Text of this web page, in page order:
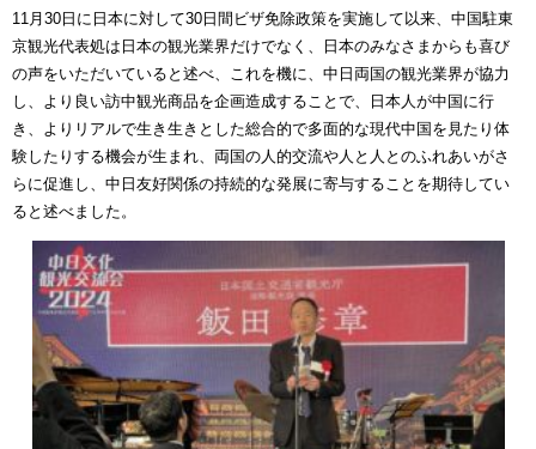
11月30日に日本に対して30日間ビザ免除政策を実施して以来、中国駐東
京観光代表処は日本の観光業界だけでなく、日本のみなさまからも喜び
の声をいただいていると述べ、これを機に、中日両国の観光業界が協力
し、より良い訪中観光商品を企画造成することで、日本人が中国に行
き、よりリアルで生き生きとした総合的で多面的な現代中国を見たり体
験したりする機会が生まれ、両国の人的交流や人と人とのふれあいがさ
らに促進し、中日友好関係の持続的な発展に寄与することを期待してい
ると述べました。